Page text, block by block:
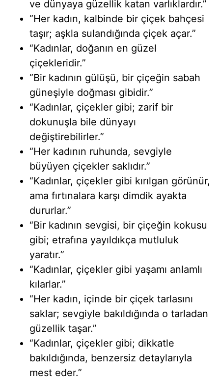
ve dünyaya güzellik katan varlıklardır.”
“Her kadın, kalbinde bir çiçek bahçesi
taşır; aşkla sulandığında çiçek açar.”
“Kadınlar, doğanın en güzel
çiçekleridir.”
“Bir kadının gülüşü, bir çiçeğin sabah
güneşiyle doğması gibidir.”
“Kadınlar, çiçekler gibi; zarif bir
dokunuşla bile dünyayı
değiştirebilirler.”
“Her kadının ruhunda, sevgiyle
büyüyen çiçekler saklıdır.”
“Kadınlar, çiçekler gibi kırılgan görünür,
ama fırtınalara karşı dimdik ayakta
dururlar.”
“Bir kadının sevgisi, bir çiçeğin kokusu
gibi; etrafına yayıldıkça mutluluk
yaratır.”
“Kadınlar, çiçekler gibi yaşamı anlamlı
kılarlar.”
“Her kadın, içinde bir çiçek tarlasını
saklar; sevgiyle bakıldığında o tarladan
güzellik taşar.”
“Kadınlar, çiçekler gibi; dikkatle
bakıldığında, benzersiz detaylarıyla
mest eder.”